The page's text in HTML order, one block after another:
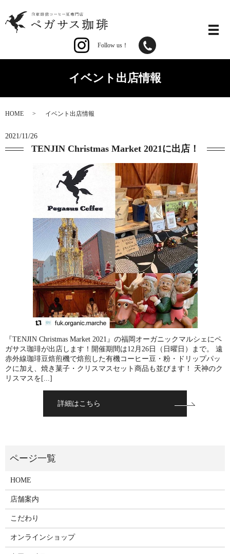
Follow us！
イベント出店情報
HOME イベント出店情報
2021/11/26
TENJIN Christmas Market 2021に出店！
『TENJIN Christmas Market 2021』の福岡オーガニックマルシェにペ
ガサス珈琲が出店します！開催期間は12月26日（日曜日）まで。 遠
赤外線珈琲豆焙煎機で焙煎した有機コーヒー豆・粉・ドリップパッ
クに加え、焼き菓子・クリスマスセット商品も並びます！ 天神のク
リスマスを[...]
詳細はこちら
HOME
店舗案内
こだわり
オンラインショップ